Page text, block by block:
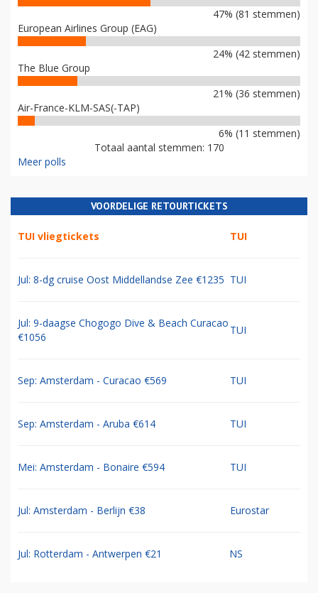
47% (81 stemmen)
European Airlines Group (EAG)
24% (42 stemmen)
The Blue Group
21% (36 stemmen)
Air-France-KLM-SAS(-TAP)
6% (11 stemmen)
Totaal aantal stemmen: 170
Meer polls
VOORDELIGE RETOURTICKETS
TUI vliegtickets TUI
Jul: 8-dg cruise Oost Middellandse Zee €1235 TUI
Jul: 9-daagse Chogogo Dive & Beach Curacao
€1056
TUI
Sep: Amsterdam - Curacao €569 TUI
Sep: Amsterdam - Aruba €614 TUI
Mei: Amsterdam - Bonaire €594 TUI
Jul: Amsterdam - Berlijn €38 Eurostar
Jul: Rotterdam - Antwerpen €21 NS